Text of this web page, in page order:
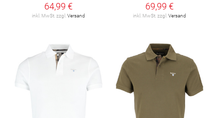
64,99 €
inkl. MwSt. zzgl. Versand
69,99 €
inkl. MwSt. zzgl. Versand